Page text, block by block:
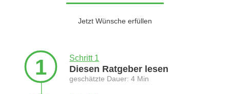
Jetzt Wünsche erfüllen
1 Schritt 1
Diesen Ratgeber lesen
geschätzte Dauer: 4 Min